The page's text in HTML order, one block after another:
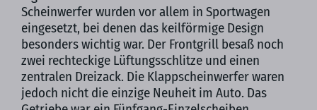
Scheinwerfer wurden vor allem in Sportwagen
eingesetzt, bei denen das keilförmige Design
besonders wichtig war. Der Frontgrill besaß noch
zwei rechteckige Lüftungsschlitze und einen
zentralen Dreizack. Die Klappscheinwerfer waren
jedoch nicht die einzige Neuheit im Auto. Das